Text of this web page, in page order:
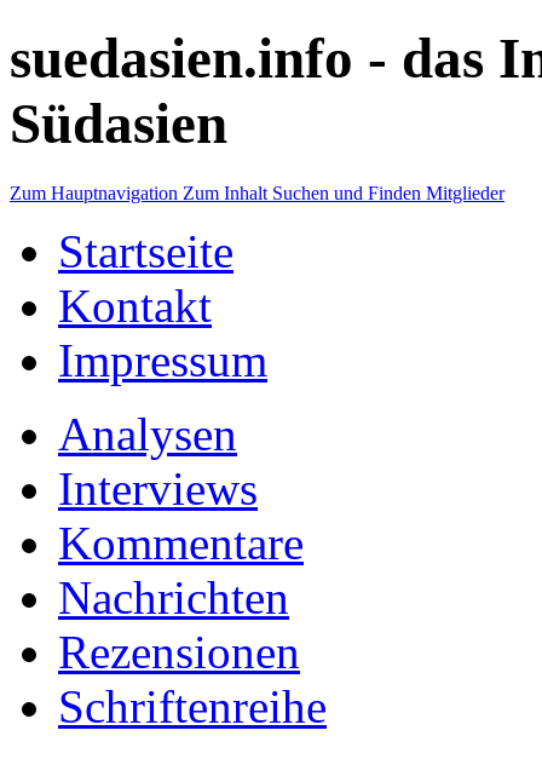
suedasien.info - das
Südasien
Zum Hauptnavigation Zum Inhalt Suchen und Finden Mitglieder
Startseite
Kontakt
Impressum
Analysen
Interviews
Kommentare
Nachrichten
Rezensionen
Schriftenreihe